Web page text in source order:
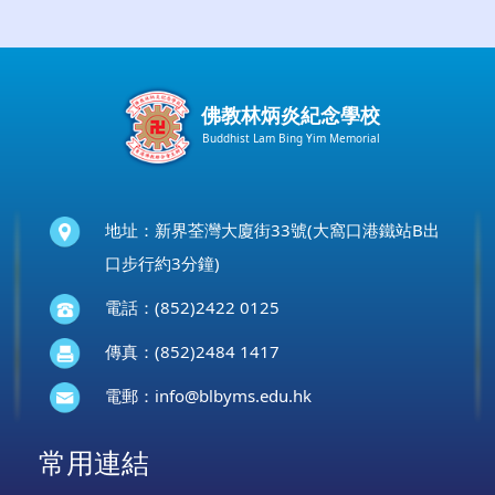
佛教林炳炎紀念學校
Buddhist Lam Bing Yim Memorial
地址：新界荃灣大廈街33號(大窩口港鐵站B出
口步行約3分鐘)
電話：(852)2422 0125
傳真：(852)2484 1417
電郵： info@blbyms.edu.hk
常用連結